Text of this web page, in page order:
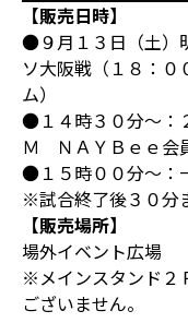
【販売日時】
●９月１３日（土）
ソ大阪戦（１８：
ム）
●１４時３０分～：
Ｍ ＮＡＹＢｅｅ会
●１５時００分～：
※試合終了後３０分
【販売場所】
場外イベント広場
※メインスタンド２
ございません。